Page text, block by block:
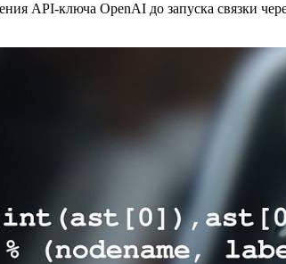
API‑ключа OpenAI до запуска связки